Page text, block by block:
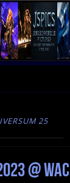
25
@